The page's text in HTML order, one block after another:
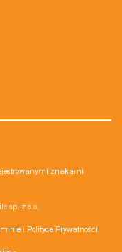
znakami
sp. z o.o.
i Polityce Prywatności.